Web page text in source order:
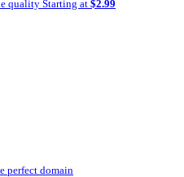
quality Starting at $2.99
perfect domain